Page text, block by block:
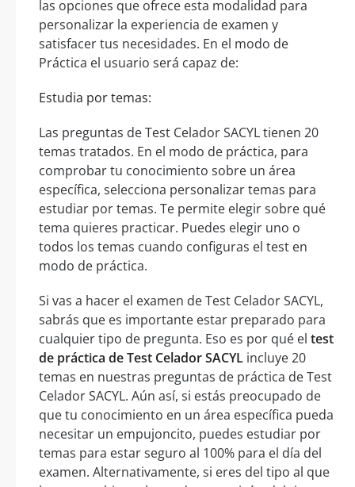
las opciones que ofrece esta modalidad para
personalizar la experiencia de examen y
satisfacer tus necesidades. En el modo de
Práctica el usuario será capaz de:
Estudia por temas:
Las preguntas de Test Celador SACYL tienen 20
temas tratados. En el modo de práctica, para
comprobar tu conocimiento sobre un área
específica, selecciona personalizar temas para
estudiar por temas. Te permite elegir sobre qué
tema quieres practicar. Puedes elegir uno o
todos los temas cuando configuras el test en
modo de práctica.
Si vas a hacer el examen de Test Celador SACYL,
sabrás que es importante estar preparado para
cualquier tipo de pregunta. Eso es por qué el test
de práctica de Test Celador SACYL incluye 20
temas en nuestras preguntas de práctica de Test
Celador SACYL. Aún así, si estás preocupado de
que tu conocimiento en un área específica pueda
necesitar un empujoncito, puedes estudiar por
temas para estar seguro al 100% para el día del
examen. Alternativamente, si eres del tipo al que